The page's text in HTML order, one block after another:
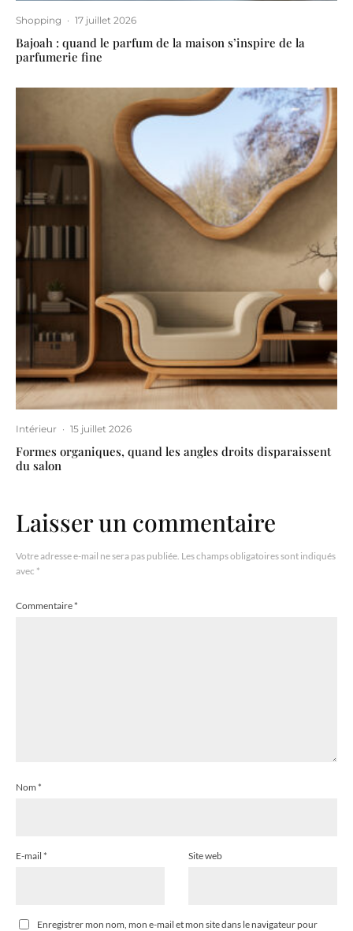
Shopping · 17 juillet 2026
Bajoah : quand le parfum de la maison s’inspire de la
parfumerie fine
Intérieur · 15 juillet 2026
Formes organiques, quand les angles droits disparaissent
du salon
Laisser un commentaire
Votre adresse e-mail ne sera pas publiée. Les champs obligatoires sont indiqués
avec *
Commentaire*
Nom *
E-mail * Site web
Enregistrer mon nom, mon e-mail et mon site dans le navigateur pour